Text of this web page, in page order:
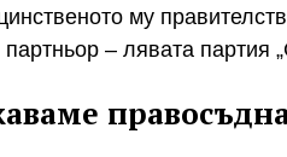
му
– лявата партия